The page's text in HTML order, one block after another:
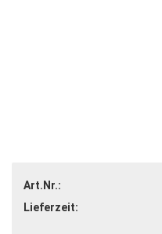
Art.Nr.:
Lieferzeit: